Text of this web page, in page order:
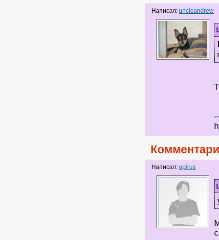
Написал:uncleandrew
Написал:opirus